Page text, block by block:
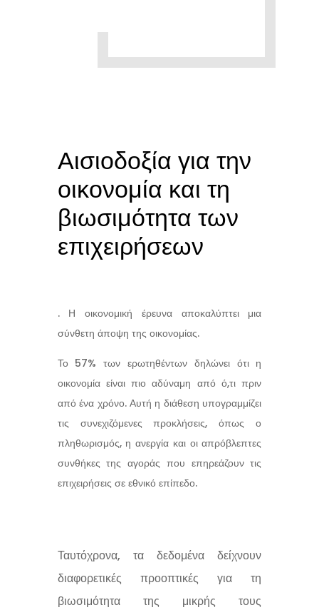
Αισιοδοξία για την
οικονομία και τη
βιωσιμότητα των
επιχειρήσεων
. Η οικονομική έρευνα αποκαλύπτει μια
σύνθετη άποψη της οικονομίας.
Το 57% των ερωτηθέντων δηλώνει ότι η
οικονομία είναι πιο αδύναμη από ό,τι πριν
από ένα χρόνο. Αυτή η διάθεση υπογραμμίζει
τις συνεχιζόμενες προκλήσεις, όπως ο
πληθωρισμός, η ανεργία και οι απρόβλεπτες
συνθήκες της αγοράς που επηρεάζουν τις
επιχειρήσεις σε εθνικό επίπεδο.
Ταυτόχρονα, τα δεδομένα δείχνουν
διαφορετικές προοπτικές για τη
βιωσιμότητα της μικρής τους